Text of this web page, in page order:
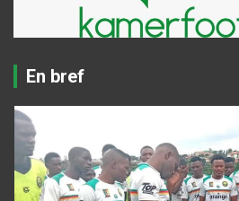
En bref